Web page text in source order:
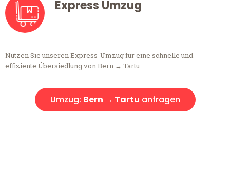
Express Umzug
Nutzen Sie unseren Express-Umzug für eine schnelle und
effiziente Übersiedlung von Bern → Tartu.
Umzug: Bern → Tartu anfragen